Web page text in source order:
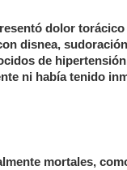
dolor
disnea,
de
ni había tenido
mortales,